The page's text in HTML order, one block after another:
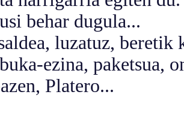
behar dugula...
luzatuz, beretik
ezina, paketsua,
Platero...